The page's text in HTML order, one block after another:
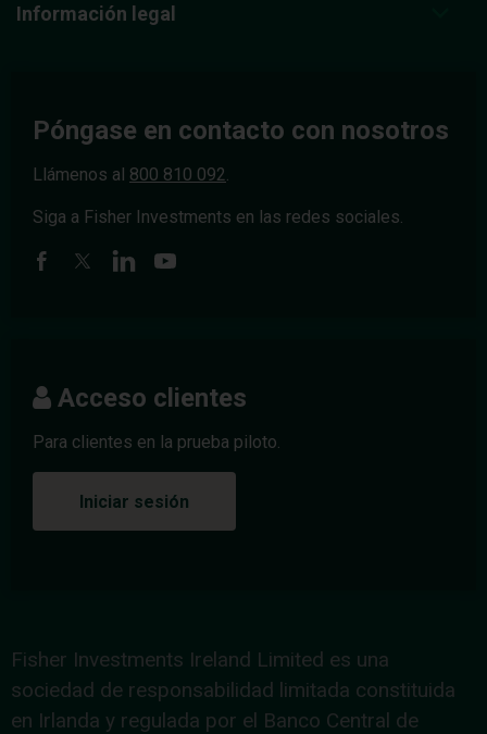
Información legal
Póngase en contacto con nosotros
Llámenos al 800 810 092.
Siga a Fisher Investments en las redes sociales.
Acceso clientes
Para clientes en la prueba piloto.
Iniciar sesión
Fisher Investments Ireland Limited es una
sociedad de responsabilidad limitada constituida
en Irlanda y regulada por el Banco Central de